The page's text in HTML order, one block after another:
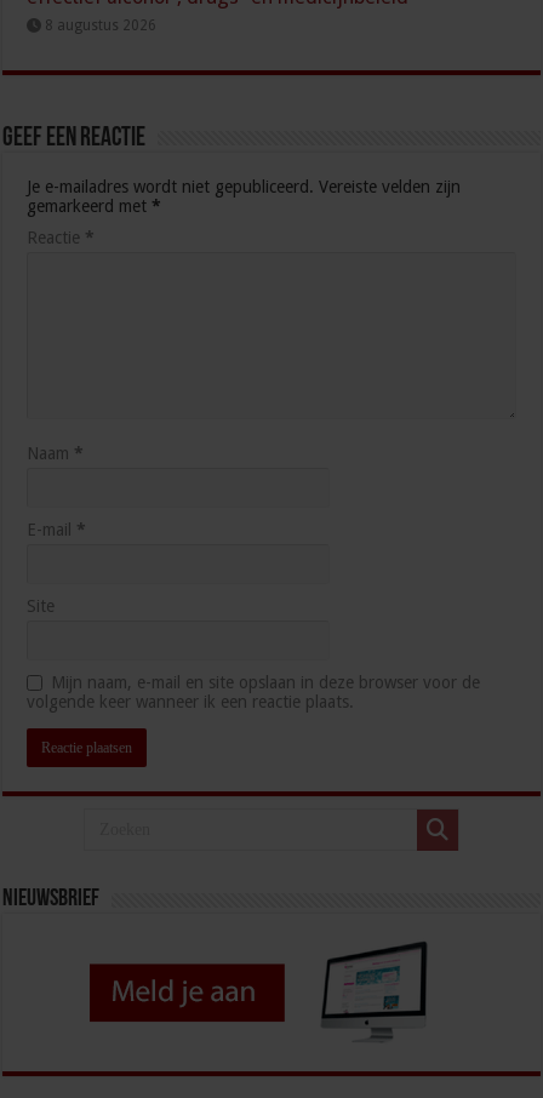
8 augustus 2026
Geef een reactie
Je e-mailadres wordt niet gepubliceerd. Vereiste velden zijn
gemarkeerd met *
Reactie *
Naam *
E-mail *
Site
Mijn naam, e-mail en site opslaan in deze browser voor de
volgende keer wanneer ik een reactie plaats.
Nieuwsbrief